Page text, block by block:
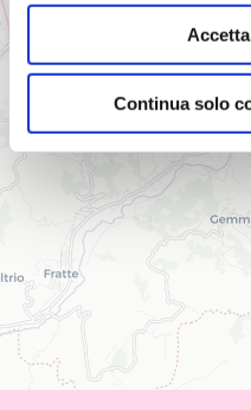
Continua solo